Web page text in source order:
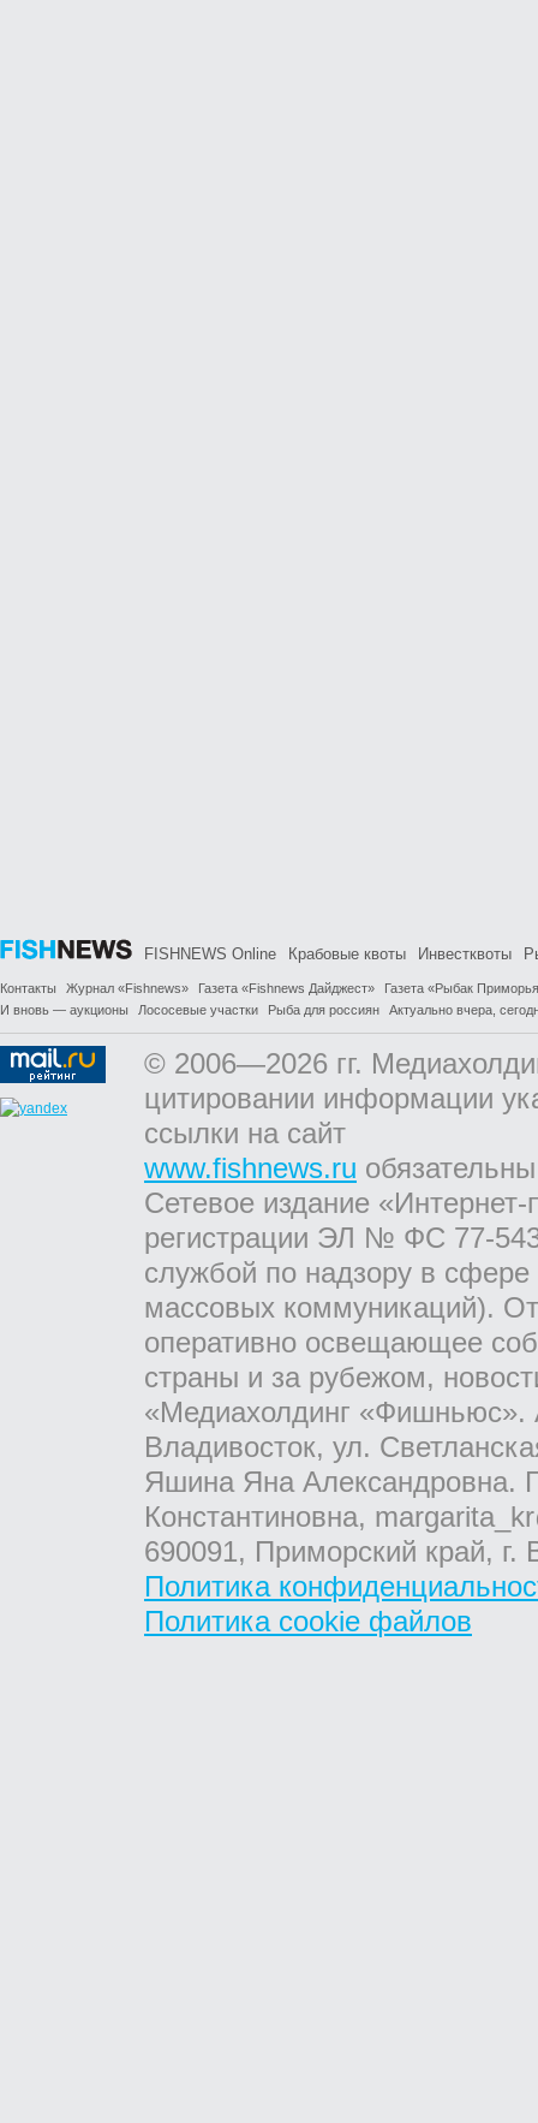
FISHNEWS Online Крабовые квоты Инвестквоты
Контакты Журнал «Fishnews» Газета «Fishnews Дайджест»
Газета «Рыбак
И вновь — аукционы
Лососевые участки Рыба для россиян Актуально вчера,
© 2006—2026 гг.
цитировании информации
ссылки на сайт
www.fishnews.ru
Сетевое издание
регистрации ЭЛ № ФС 77-
службой по надзору в
массовых коммуникаций).
оперативно освещающее
страны и за рубежом,
«Медиахолдинг «Фишньюс».
Владивосток, ул.
Яшина Яна Александровна.
Константиновна,
690091, Приморский край,
Политика
Политика cookie файлов